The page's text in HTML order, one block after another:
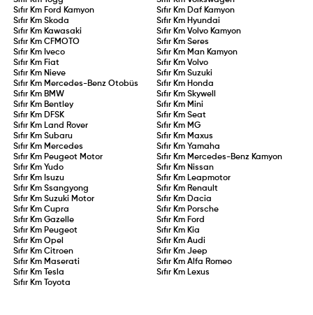
Sıfır Km Ford Kamyon Sıfır Km Daf Kamyon
Sıfır KmSkoda Sıfır Km Hyundai
Sıfır Km Kawasaki Sıfır Km Volvo Kamyon
Sıfır KmCFMOTO Sıfır Km Seres
Sıfır Km Iveco Sıfır Km Man Kamyon
Sıfır Km Fiat Sıfır Km Volvo
Sıfır Km Nieve Sıfır Km Suzuki
Sıfır Km Mercedes-Benz Otobüs Sıfır Km Honda
Sıfır Km BMW Sıfır Km Skywell
Sıfır Km Bentley Sıfır Km Mini
Sıfır Km DFSK Sıfır Km Seat
Sıfır Km Land Rover Sıfır Km MG
Sıfır KmSubaru Sıfır Km Maxus
Sıfır Km Mercedes Sıfır Km Yamaha
Sıfır Km Peugeot Motor Sıfır Km Mercedes-Benz Kamyon
Sıfır KmYudo Sıfır Km Nissan
Sıfır Km Isuzu Sıfır Km Leapmotor
Sıfır KmSsangyong Sıfır Km Renault
Sıfır KmSuzuki Motor Sıfır Km Dacia
Sıfır KmCupra Sıfır Km Porsche
Sıfır KmGazelle Sıfır Km Ford
Sıfır Km Peugeot Sıfır Km Kia
Sıfır KmOpel Sıfır Km Audi
Sıfır KmCitroen Sıfır Km Jeep
Sıfır Km Maserati Sıfır Km Alfa Romeo
Sıfır Km
Tesla Sıfır Km Lexus
Sıfır Km
Toyota